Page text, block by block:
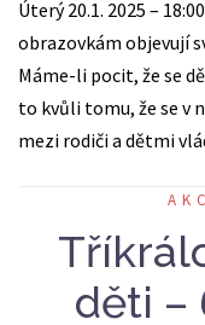
Úterý 20.1. 2025 –
obrazovkám objevují
Máme-li pocit, že se
to kvůli tomu, že se v
mezi rodiči a dětmi
děti –